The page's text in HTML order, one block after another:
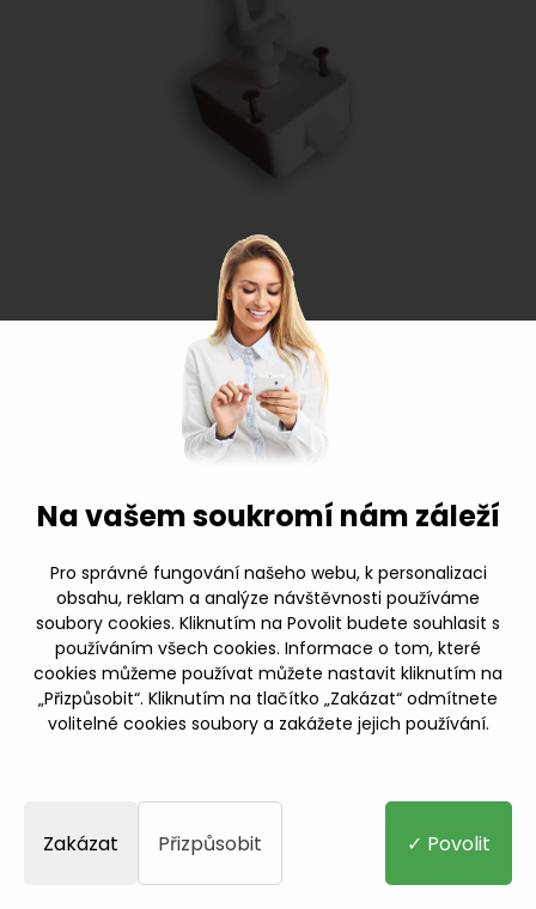
Zámek Click
1 varianta
Půdní výlez Oman WS Termo
Na vašem soukromí nám záleží
Pro správné fungování našeho webu, k personalizaci
obsahu, reklam a analýze návštěvnosti používáme
soubory cookies. Kliknutím na Povolit budete souhlasit s
používáním všech cookies. Informace o tom, které
cookies můžeme používat můžete nastavit kliknutím na
„Přizpůsobit“. Kliknutím na tlačítko „Zakázat“ odmítnete
volitelné cookies soubory a zakážete jejich používání.
Zakázat Přizpůsobit ✓ Povolit